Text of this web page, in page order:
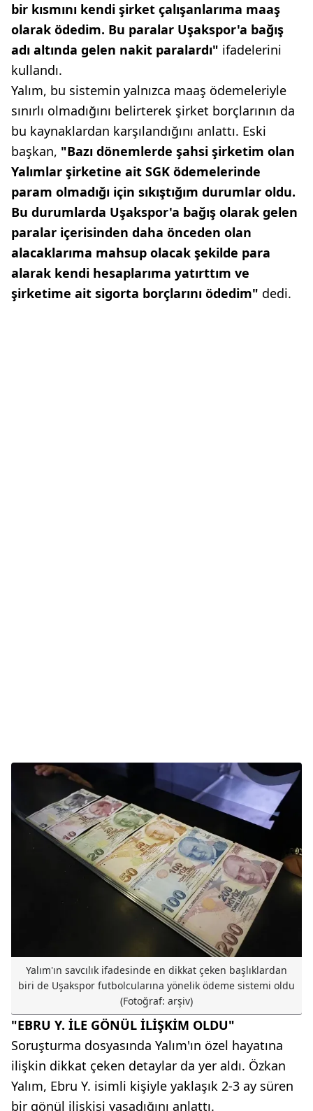
bir kısmını kendi şirket çalışanlarıma maaş
olarak ödedim. Bu paralar Uşakspor'a bağış
adı altında gelen nakit paralardı" ifadelerini
kullandı.
Yalım, bu sistemin yalnızca maaş ödemeleriyle
sınırlı olmadığını belirterek şirket borçlarının da
bu kaynaklardan karşılandığını anlattı. Eski
başkan, "Bazı dönemlerde şahsi şirketim olan
Yalımlar şirketine ait SGK ödemelerinde
param olmadığı için sıkıştığım durumlar oldu.
Bu durumlarda Uşakspor'a bağış olarak gelen
paralar içerisinden daha önceden olan
alacaklarıma mahsup olacak şekilde para
alarak kendi hesaplarıma yatırttım ve
şirketime ait sigorta borçlarını ödedim" dedi.
Yalım'ın savcılık ifadesinde en dikkat çeken başlıklardan
biri de Uşakspor futbolcularına yönelik ödeme sistemi oldu
(Fotoğraf: arşiv)
"EBRU Y. İLE GÖNÜL İLİŞKİM OLDU"
Soruşturma dosyasında Yalım'ın özel hayatına
ilişkin dikkat çeken detaylar da yer aldı. Özkan
Yalım, Ebru Y. isimli kişiyle yaklaşık 2-3 ay süren
bir gönül ilişkisi yaşadığını anlattı.